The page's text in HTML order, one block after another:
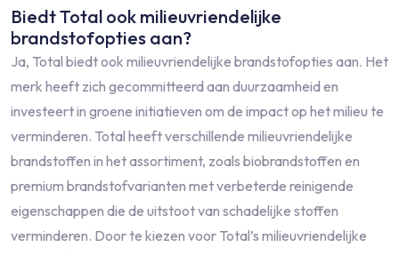
Biedt Total ook milieuvriendelijke
brandstofopties aan?
Ja, Total biedt ook milieuvriendelijke brandstofopties aan. Het
merk heeft zich gecommitteerd aan duurzaamheid en
investeert in groene initiatieven om de impact op het milieu te
verminderen. Total heeft verschillende milieuvriendelijke
brandstoffen in het assortiment, zoals biobrandstoffen en
premium brandstofvarianten met verbeterde reinigende
eigenschappen die de uitstoot van schadelijke stoffen
verminderen. Door te kiezen voor Total’s milieuvriendelijke